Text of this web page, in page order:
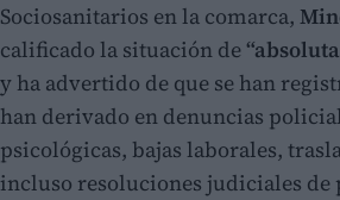
Sociosanitarios en la comarca,
calificado la situación de
y ha advertido de que se han
han derivado en denuncias
psicológicas, bajas laborales,
incluso resoluciones judiciales de